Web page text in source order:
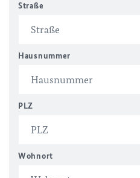
Straße
Hausnummer
PLZ
Wohnort